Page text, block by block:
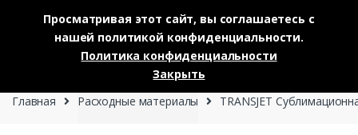
Skip to navigation
Skip to content
Главная Расходные материалы TRANSJET
Просматривая этот сайт, вы соглашаетесь с
нашей политикой конфиденциальности.
Политика конфиденциальности
Закрыть